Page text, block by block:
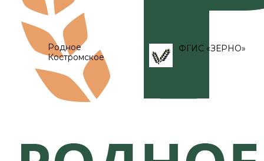
Родное
Костромское
ФГИС «ЗЕРНО»